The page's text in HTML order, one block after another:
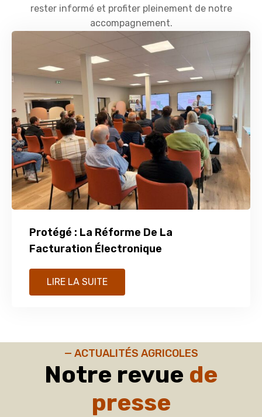
rester informé et profiter pleinement de notre
accompagnement.
Protégé : La Réforme De La
Facturation Électronique
LIRE LA SUITE
— ACTUALITÉS AGRICOLES
Notre revue de
presse